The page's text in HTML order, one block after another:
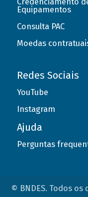
Equipamentos
Consulta PAC
Moedas
Redes Sociais
YouTube
Instagram
Ajuda
Perguntas
© BNDES. Todos